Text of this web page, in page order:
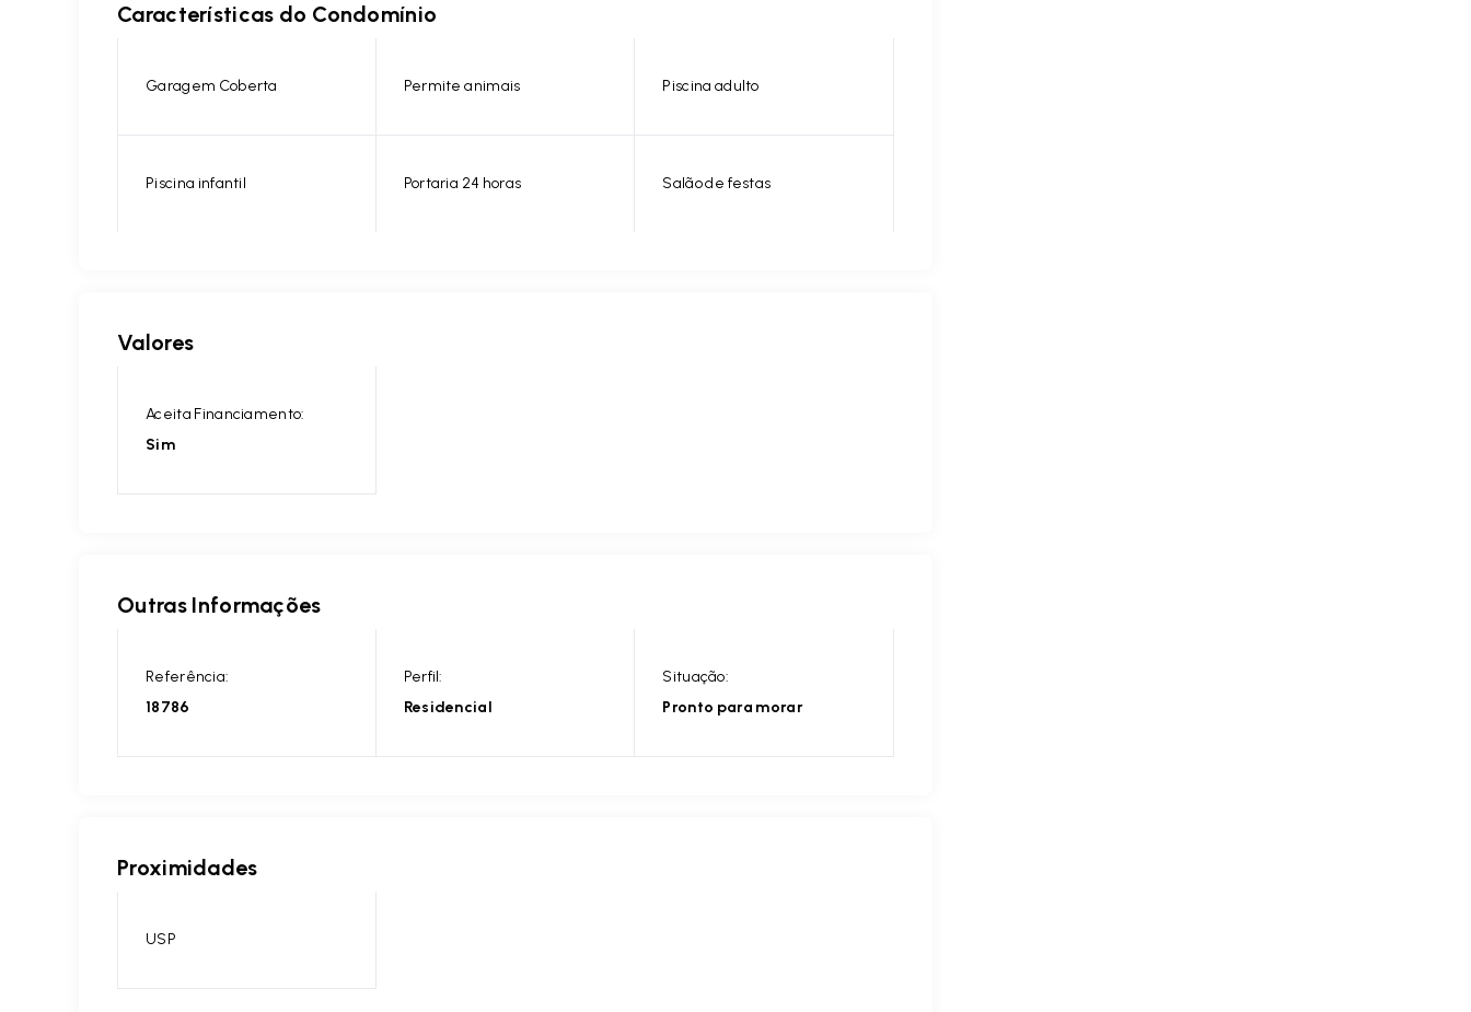
Características do Condomínio
Garagem Coberta Permite animais Piscina adulto
Piscina infantil Portaria 24 horas Salão de festas
Valores
Aceita Financiamento:
Sim
Outras Informações
Referência:
18786
Perfil:
Residencial
Situação:
Pronto para morar
Proximidades
USP